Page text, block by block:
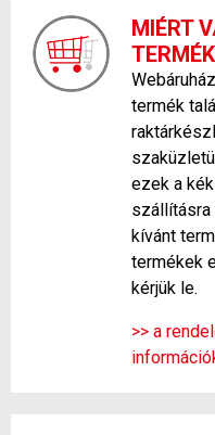
MIÉRT
termék
ezek a
szállításra
kívánt
termékek
kérjük le.
>> a